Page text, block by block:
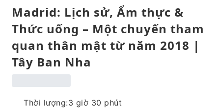
Madrid: Lịch sử, Ẩm thực &
Thức uống – Một chuyến tham
quan thân mật từ năm 2018 |
Tây Ban Nha
Thời lượng:3 giờ 30 phút